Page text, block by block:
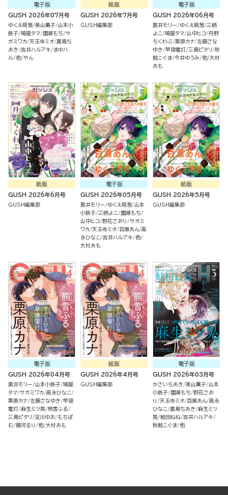
電子版
GUSH 2026年07月号
ゆくえ萌葱 美山薫子 山本小
鉄子 鳩屋タマ 園瀬もち サ
ガミワカ 天王寺ミオ 嘉島ち
あき 吉井ハルアキ
まゆハ
ル 他 やん
紙版
GUSH 2026年7月号
GUSH編集部
電子版
GUSH 2026年06月号
黒井モリー ゆくえ萌葱 三栖
よこ 鳩屋タマ 山中ヒコ 丹野
ちくわぶ 栗原カナ 左藤さな
ゆき 早寝電灯 三島ピタリ 秋
鮭こぐま 今井ゆうみ 他 大村
あも
紙版
GUSH 2026年6月号
GUSH編集部
電子版
GUSH 2026年05月号
黒井モリー ゆくえ萌葱 山本
小鉄子 三栖よこ
園瀬もち
山中ヒコ 野花さおり
サガミ
ワカ 天王寺ミオ 百瀬あん 高
永ひなこ 吉井ハルアキ 他
大村あも
紙版
GUSH 2026年5月号
GUSH編集部
電子版
GUSH 2026年04月号
黒井モリー 山本小鉄子 鳩屋
タマ サガミワカ 高永ひなこ
栗原カナ 左藤さなゆき 早寝
電灯 麻生ミツ晃 熊雪ふる
三島ピタリ 淀川ゆお もちぱ
む 藤河るり 他 大村あも
紙版
GUSH 2026年4月号
GUSH編集部
電子版
GUSH 2026年03月号
かさいちあき 美山薫子 山本
小鉄子 園瀬もち 野花さお
り
天王寺ミオ 百瀬あん 高永
ひなこ 嘉島ちあき 麻生ミツ
晃 鮭田ねね 吉井ハルアキ
秋鮭こぐま 他